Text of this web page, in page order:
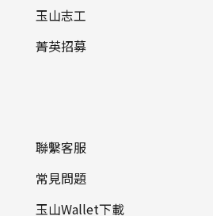
玉山志工
菁英招募
聯繫客服
常見問題
玉山Wallet下載